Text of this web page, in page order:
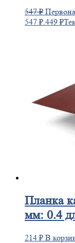
547₽
547 ₽.449 ₽
Планка
мм: 0.4
214 ₽ В